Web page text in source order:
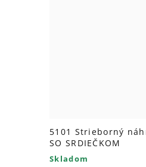
5101 Strieborný
SO SRDIEČKOM
Skladom